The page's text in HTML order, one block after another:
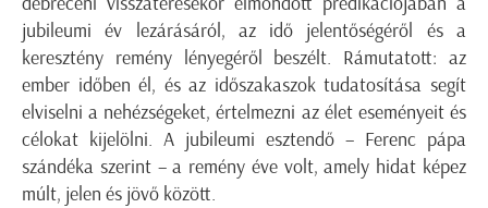
jubileumi év lezárásáról, az idő jelentőségéről és a
keresztény remény lényegéről beszélt. Rámutatott: az
ember időben él, és az időszakaszok tudatosítása segít
elviselni a nehézségeket, értelmezni az élet eseményeit és
célokat kijelölni. A jubileumi esztendő – Ferenc pápa
szándéka szerint – a remény éve volt, amely hidat képez
múlt, jelen és jövő között.